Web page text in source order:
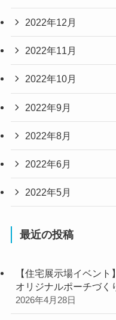
2022年12月
2022年11月
2022年10月
2022年9月
2022年8月
2022年6月
2022年5月
最近の投稿
【住宅展示場イベン
オリジナルポーチづく
2026年4月28日